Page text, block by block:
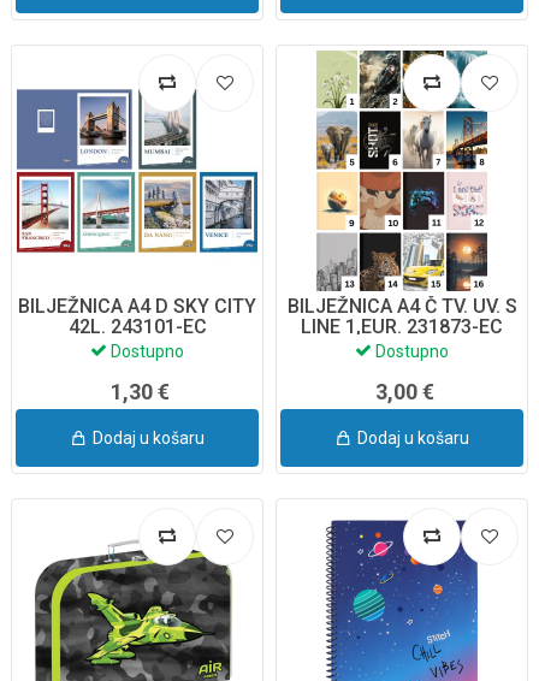
BILJEŽNICA A4 D SKY CITY
42L. 243101-EC
Dostupno
1,30 €
Dodaj u košaru
BILJEŽNICA A4 Č TV. UV. S
LINE 1,EUR. 231873-EC
Dostupno
3,00 €
Dodaj u košaru